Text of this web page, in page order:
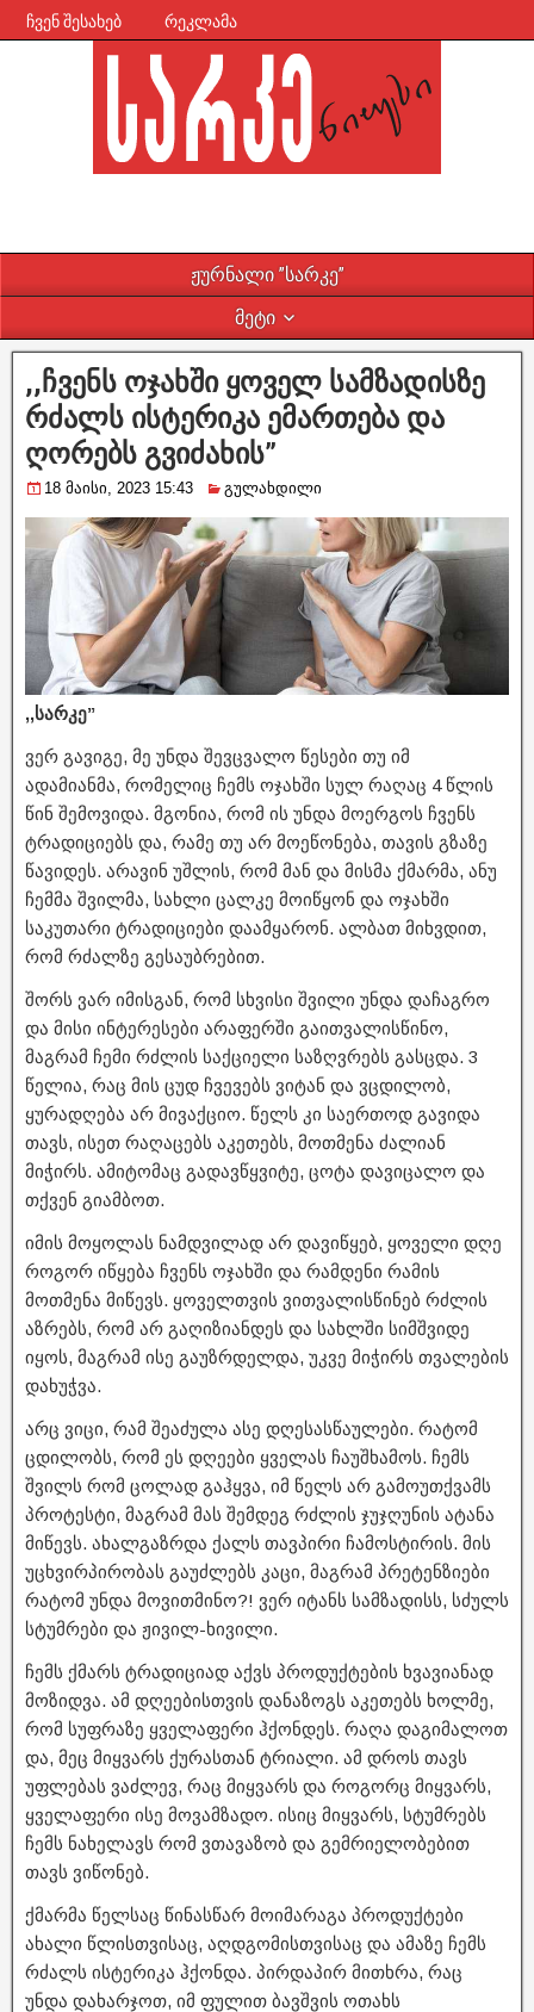
ჩვენ შესახებ რეკლამა
ჟურნალი ”სარკე”
მეტი
,,ჩვენს ოჯახში ყოველ სამზადისზე
რძალს ისტერიკა ემართება და
ღორებს გვიძახის”
18 მაისი, 2023 15:43 გულახდილი
,,სარკე”
ვერ გავიგე, მე უნდა შევცვალო წესები თუ იმ
ადამიანმა, რომელიც ჩემს ოჯახში სულ რაღაც 4 წლის
წინ შემოვიდა. მგონია, რომ ის უნდა მოერგოს ჩვენს
ტრადიციებს და, რამე თუ არ მოეწონება, თავის გზაზე
წავიდეს. არავინ უშლის, რომ მან და მისმა ქმარმა, ანუ
ჩემმა შვილმა, სახლი ცალკე მოიწყონ და ოჯახში
საკუთარი ტრადიციები დაამყარონ. ალბათ მიხვდით,
რომ რძალზე გესაუბრებით.
შორს ვარ იმისგან, რომ სხვისი შვილი უნდა დაჩაგრო
და მისი ინტერესები არაფერში გაითვალისწინო,
მაგრამ ჩემი რძლის საქციელი საზღვრებს გასცდა. 3
წელია, რაც მის ცუდ ჩვევებს ვიტან და ვცდილობ,
ყურადღება არ მივაქციო. წელს კი საერთოდ გავიდა
თავს, ისეთ რაღაცებს აკეთებს, მოთმენა ძალიან
მიჭირს. ამიტომაც გადავწყვიტე, ცოტა დავიცალო და
თქვენ გიამბოთ.
იმის მოყოლას ნამდვილად არ დავიწყებ, ყოველი დღე
როგორ იწყება ჩვენს ოჯახში და რამდენი რამის
მოთმენა მიწევს. ყოველთვის ვითვალისწინებ რძლის
აზრებს, რომ არ გაღიზიანდეს და სახლში სიმშვიდე
იყოს, მაგრამ ისე გაუზრდელდა, უკვე მიჭირს თვალების
დახუჭვა.
არც ვიცი, რამ შეაძულა ასე დღესასწაულები. რატომ
ცდილობს, რომ ეს დღეები ყველას ჩაუშხამოს. ჩემს
შვილს რომ ცოლად გაჰყვა, იმ წელს არ გამოუთქვამს
პროტესტი, მაგრამ მას შემდეგ რძლის ჯუჯღუნის ატანა
მიწევს. ახალგაზრდა ქალს თავპირი ჩამოსტირის. მის
უცხვირპირობას გაუძლებს კაცი, მაგრამ პრეტენზიები
რატომ უნდა მოვითმინო?! ვერ იტანს სამზადისს, სძულს
სტუმრები და ჟივილ-ხივილი.
ჩემს ქმარს ტრადიციად აქვს პროდუქტების ხვავიანად
მოზიდვა. ამ დღეებისთვის დანაზოგს აკეთებს ხოლმე,
რომ სუფრაზე ყველაფერი ჰქონდეს. რაღა დაგიმალოთ
და, მეც მიყვარს ქურასთან ტრიალი. ამ დროს თავს
უფლებას ვაძლევ, რაც მიყვარს და როგორც მიყვარს,
ყველაფერი ისე მოვამზადო. ისიც მიყვარს, სტუმრებს
ჩემს ნახელავს რომ ვთავაზობ და გემრიელობებით
თავს ვიწონებ.
ქმარმა წელსაც წინასწარ მოიმარაგა პროდუქტები
ახალი წლისთვისაც, აღდგომისთვისაც და ამაზე ჩემს
რძალს ისტერიკა ჰქონდა. პირდაპირ მითხრა, რაც
უნდა დახარჯოთ, იმ ფულით ბავშვის ოთახს